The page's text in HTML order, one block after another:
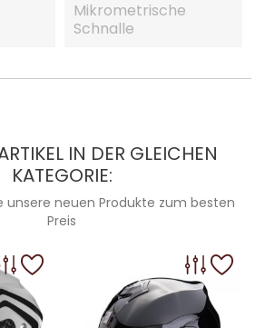
Mikrometrische
Schnalle
IN DER GLEICHEN
KATEGORIE:
unsere neuen Produkte zum besten
Preis